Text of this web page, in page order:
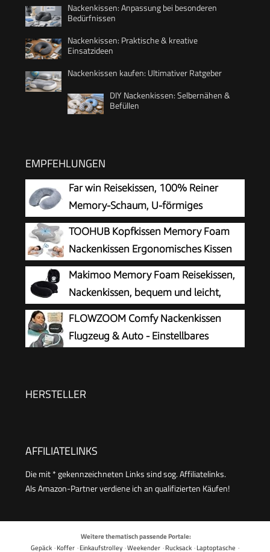
Nackenkissen: Anpassung bei besonderen
Bedürfnissen
Nackenkissen: Praktische & kreative
Einsatzideen
Nackenkissen kaufen: Ultimativer Ratgeber
DIY Nackenkissen: Selbernähen &
Befüllen
EMPFEHLUNGEN
Far win Reisekissen, 100% Reiner
Memory-Schaum, U-förmiges
Nackenkissen, super leicht, tragbar,
ideal für Flugzeugstuhl, Auto, Zuhause, Büro,
Schlaf (grau)
TOOHUB Kopfkissen Memory Foam
Nackenkissen Ergonomisches Kissen
für Seiten, Rücken &
Bauchschläfer,Nackenstützkissen
Orthopädisches Kissen
Makimoo Memory Foam Reisekissen,
Nackenkissen, bequem und leicht,
ideal zum Schlafen im Flugzeug, Auto,
Zug, Bus und zu Hause, kommt mit
Aufbewahrungstasche (Schwarz)
FLOWZOOM Comfy Nackenkissen
Flugzeug & Auto - Einstellbares
Stütze, atmungsaktiver weicher Bezug - inkl.
HERSTELLER
AFFILIATELINKS
Die mit * gekennzeichneten Links sind sog. Affiliatelinks.
Als Amazon-Partner verdiene ich an qualifizierten Käufen!
Weitere thematisch passende Portale:
Gepäck ·Koffer ·Einkaufstrolley ·Weekender ·Rucksack ·Laptoptasche ·